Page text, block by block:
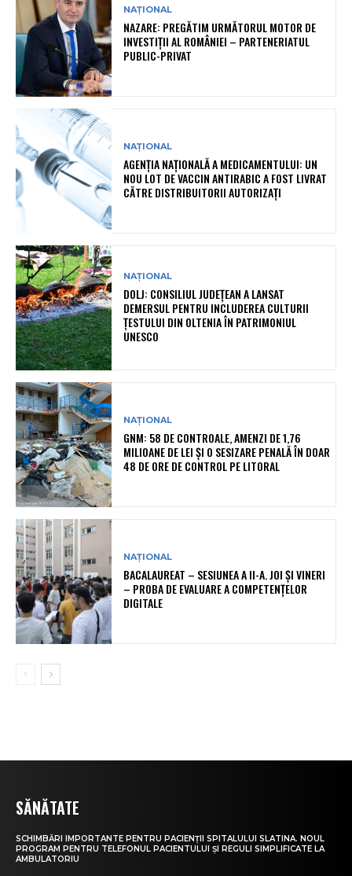
NAȚIONAL
NAZARE: PREGĂTIM URMĂTORUL MOTOR DE
INVESTIȚII AL ROMÂNIEI – PARTENERIATUL
PUBLIC-PRIVAT
NAȚIONAL
AGENȚIA NAȚIONALĂ A MEDICAMENTULUI: UN
NOU LOT DE VACCIN ANTIRABIC A FOST LIVRAT
CĂTRE DISTRIBUITORII AUTORIZAȚI
NAȚIONAL
DOLJ: CONSILIUL JUDEȚEAN A LANSAT
DEMERSUL PENTRU INCLUDEREA CULTURII
ȚESTULUI DIN OLTENIA ÎN PATRIMONIUL
UNESCO
NAȚIONAL
GNM: 58 DE CONTROALE, AMENZI DE 1,76
MILIOANE DE LEI ȘI O SESIZARE PENALĂ ÎN DOAR
48 DE ORE DE CONTROL PE LITORAL
NAȚIONAL
BACALAUREAT – SESIUNEA A II-A. JOI ȘI VINERI
– PROBA DE EVALUARE A COMPETENȚELOR
DIGITALE
SĂNĂTATE
SCHIMBĂRI IMPORTANTE PENTRU PACIENȚII SPITALULUI SLATINA. NOUL
PROGRAM PENTRU TELEFONUL PACIENTULUI ȘI REGULI SIMPLIFICATE LA
AMBULATORIU